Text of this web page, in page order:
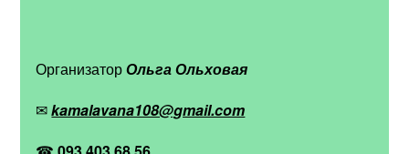
ОрганизаторОльга Ольховая
✉kamalavana108@gmail.com